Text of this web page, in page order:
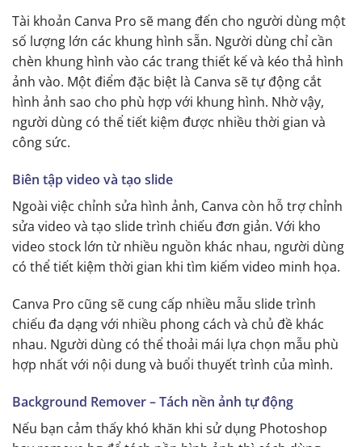
Tài khoản Canva Pro sẽ mang đến cho người dùng một
số lượng lớn các khung hình sẵn. Người dùng chỉ cần
chèn khung hình vào các trang thiết kế và kéo thả hình
ảnh vào. Một điểm đặc biệt là Canva sẽ tự động cắt
hình ảnh sao cho phù hợp với khung hình. Nhờ vậy,
người dùng có thể tiết kiệm được nhiều thời gian và
công sức.
Biên tập video và tạo slide
Ngoài việc chỉnh sửa hình ảnh, Canva còn hỗ trợ chỉnh
sửa video và tạo slide trình chiếu đơn giản. Với kho
video stock lớn từ nhiều nguồn khác nhau, người dùng
có thể tiết kiệm thời gian khi tìm kiếm video minh họa.
Canva Pro cũng sẽ cung cấp nhiều mẫu slide trình
chiếu đa dạng với nhiều phong cách và chủ đề khác
nhau. Người dùng có thể thoải mái lựa chọn mẫu phù
hợp nhất với nội dung và buổi thuyết trình của mình.
Background Remover – Tách nền ảnh tự động
Nếu bạn cảm thấy khó khăn khi sử dụng Photoshop